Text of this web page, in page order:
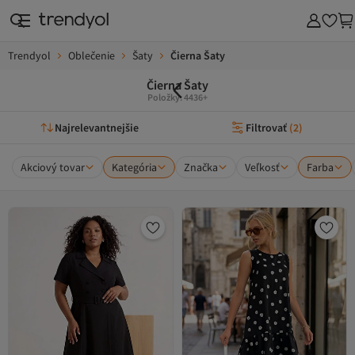
Trendyol Oblečenie Šaty Čierna Šaty
Čierna Šaty
Položky: 4436+
Najrelevantnejšie Filtrovať (2)
Akciový tovar Kategória Značka Veľkosť Farba